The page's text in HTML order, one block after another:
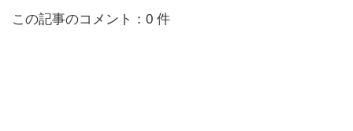
この記事のコメント：0 件